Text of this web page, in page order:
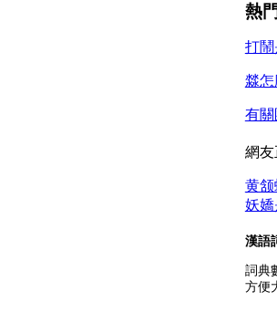
熱
打鬧
㵘怎
有
網友
黄颔
妖嬌
漢語
詞典
方便